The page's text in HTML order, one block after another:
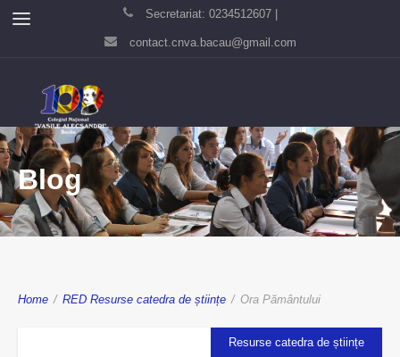
Secretariat: 0234512607 |
contact.cnva.bacau@gmail.com
Blog
Home / RED Resurse catedra de științe / Ora Pământului
Resurse catedra de științe